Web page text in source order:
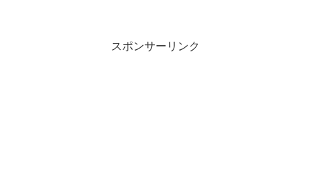
スポンサーリンク